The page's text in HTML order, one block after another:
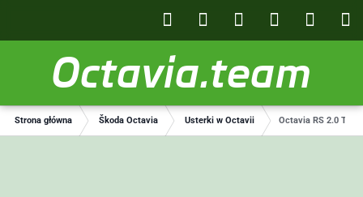
Octavia.team
Strona główna Škoda Octavia Usterki w Octavii Octavia RS 2.0